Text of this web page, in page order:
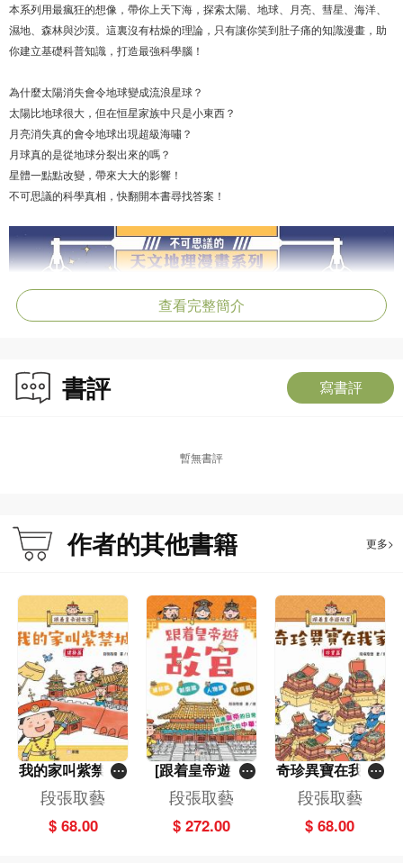
本系列用最瘋狂的想像，帶你上天下海，探索太陽、地球、月亮、彗星、海洋、
濕地、森林與沙漠。這裏沒有枯燥的理論，只有讓你笑到肚子痛的知識漫畫，助
你建立基礎科普知識，打造最強科學腦！
為什麼太陽消失會令地球變成流浪星球？
太陽比地球很大，但在恒星家族中只是小東西？
月亮消失真的會令地球出現超級海嘯？
月球真的是從地球分裂出來的嗎？
星體一點點改變，帶來大大的影響！
不可思議的科學真相，快翻開本書尋找答案！
查看完整簡介
書評 寫書評
暫無書評
作者的其他書籍 更多>
我的家叫紫禁城-
建築篇[跟着皇帝
遊故宮]
段張取藝
$ 68.00
[跟着皇帝遊故
宮]一套4冊
段張取藝
$ 272.00
奇珍異寶在我家-
珍寶篇[跟着皇帝
遊故宮]
段張取藝
$ 68.00